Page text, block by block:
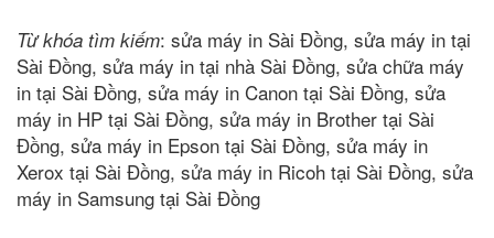
Từ khóa tìm kiếm: sửa máy in Sài Đồng, sửa máy in tại
Sài Đồng, sửa máy in tại nhà Sài Đồng, sửa chữa máy
in tại Sài Đồng, sửa máy in Canon tại Sài Đồng, sửa
máy in HP tại Sài Đồng, sửa máy in Brother tại Sài
Đồng, sửa máy in Epson tại Sài Đồng, sửa máy in
Xerox tại Sài Đồng, sửa máy in Ricoh tại Sài Đồng, sửa
máy in Samsung tại Sài Đồng